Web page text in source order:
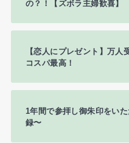
の？！【ズボラ主婦歓喜】
【恋人にプレゼント】万
コスパ最高！
1年間で参拝し御朱印をい
録〜